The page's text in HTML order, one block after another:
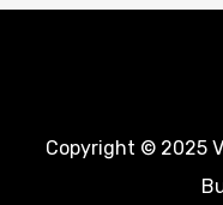
Copyright © 2025